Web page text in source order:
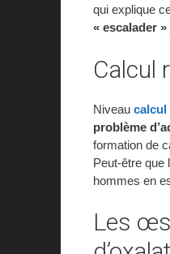
qui explique
« escalader
Calcul
Niveau calcul
problème
formation de
Peut-être que
hommes en
Les